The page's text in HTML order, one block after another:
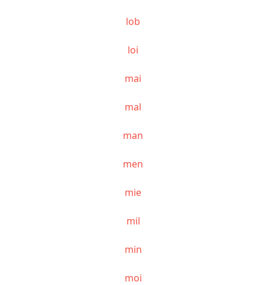
lob
loi
mai
mal
man
men
mie
mil
min
moi